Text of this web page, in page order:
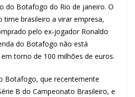
do Botafogo do Rio de janeiro. O
time brasileiro a virar empresa,
pelo ex-jogador Ronaldo
do Botafogo não está
torno de 100 milhões de euros.
Botafogo, que recentemente
B do Campeonato Brasileiro, e